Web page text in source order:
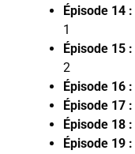
Épisode 14 :
1
Épisode 15 :
2
Épisode 16 :
Épisode 17 :
Épisode 18 :
Épisode 19 :